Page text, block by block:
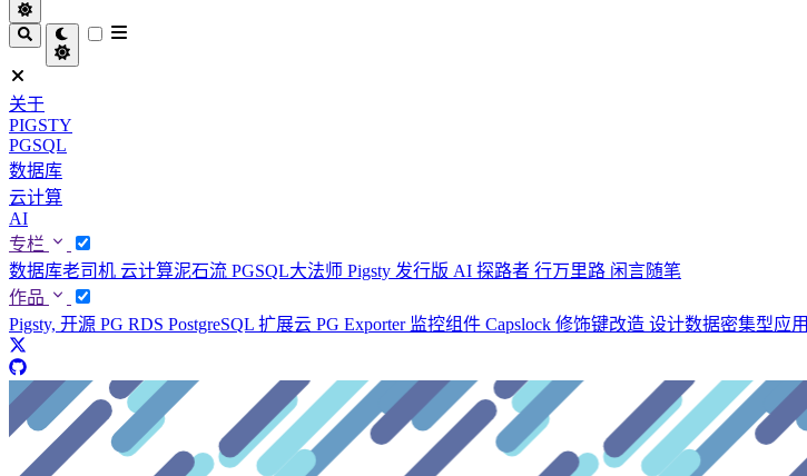
关于
PIGSTY
PGSQL
数据库
云计算
AI
专栏
数据库老司机 云计算泥石流 PGSQL大法师 Pigsty 发行版 AI 探路者 行万里路 闲言随笔
作品
Pigsty, 开源 PG RDS PostgreSQL 扩展云 PG Exporter 监控组件 Capslock 修饰键改造 设计数据密集型应用